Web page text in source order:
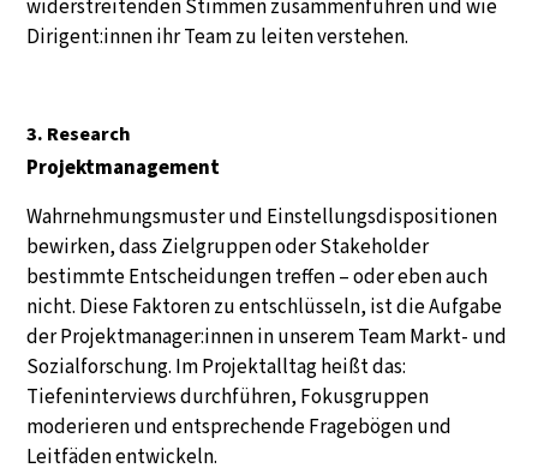
widerstreitenden Stimmen zusammenführen und wie
Dirigent:innen ihr Team zu leiten verstehen.
3. Research
Projektmanagement
Wahrnehmungsmuster und Einstellungsdispositionen
bewirken, dass Zielgruppen oder Stakeholder
bestimmte Entscheidungen treffen – oder eben auch
nicht. Diese Faktoren zu entschlüsseln, ist die Aufgabe
der Projektmanager:innen in unserem Team Markt- und
Sozialforschung. Im Projektalltag heißt das:
Tiefeninterviews durchführen, Fokusgruppen
moderieren und entsprechende Fragebögen und
Leitfäden entwickeln.